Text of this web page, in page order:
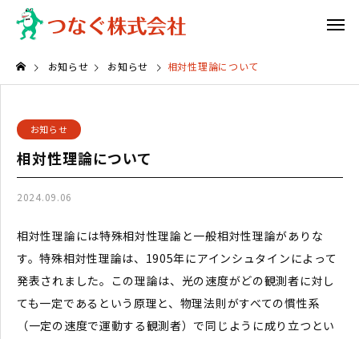
お知らせ お知らせ 相対性理論について
お知らせ
相対性理論について
2024.09.06
相対性理論には特殊相対性理論と一般相対性理論がありな
す。特殊相対性理論は、1905年にアインシュタインによって
発表されました。この理論は、光の速度がどの観測者に対し
ても一定であるという原理と、物理法則がすべての慣性系
（一定の速度で運動する観測者）で同じように成り立つとい